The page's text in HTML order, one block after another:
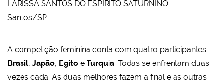
LARISSA SANTOS DO ESPÍRITO SATURNINO -
Santos/SP
A competição feminina conta com quatro participantes:
Brasil, Japão, Egito e Turquia. Todas se enfrentam duas
vezes cada. As duas melhores fazem a final e as outras